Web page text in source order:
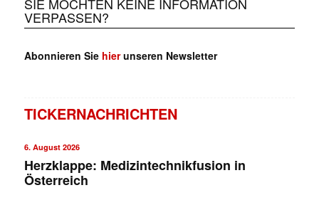
VERPASSEN?
Abonnieren Sie hierunseren Newsletter
TICKERNACHRICHTEN
6. August 2026
Herzklappe: Medizintechnikfusion in
Österreich